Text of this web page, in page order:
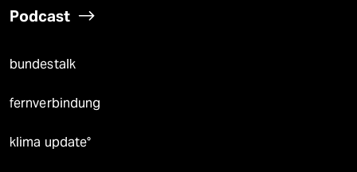
Podcast
bundestalk
fernverbindung
klima update°